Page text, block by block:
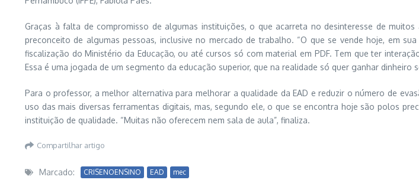
Graças à falta de compromisso de algumas instituições, o que acarreta no desinteresse de
preconceito de algumas pessoas, inclusive no mercado de trabalho. “O que se vende hoje, em
fiscalização do Ministério da Educação, ou até cursos só com material em PDF. Tem que ter
Essa é uma jogada de um segmento da educação superior, que na realidade só quer ganhar dinheiro
Para o professor, a melhor alternativa para melhorar a qualidade da EAD e reduzir o número de
uso das mais diversas ferramentas digitais, mas, segundo ele, o que se encontra hoje são polos
instituição de qualidade. “Muitas não oferecem nem sala de aula”, finaliza.
Compartilhar artigo
Marcado: CRISENOENSINO EAD mec